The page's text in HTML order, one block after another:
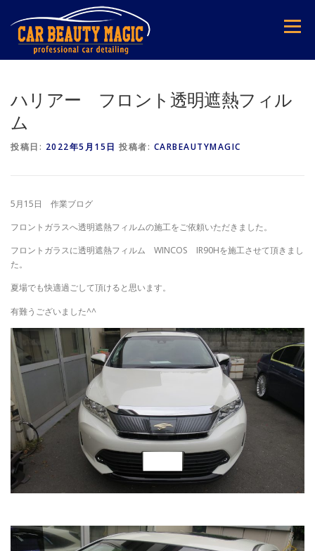
ツ
メニュー
ハリアー フロント透明遮熱フィル
ム
投稿日: 2022年5月15日 投稿者: CARBEAUTYMAGIC
5月15日 作業ブログ
フロントガラスへ透明遮熱フィルムの施工をご依頼いただきました。
フロントガラスに透明遮熱フィルム WINCOS IR90Hを施工させて頂きまし
た。
夏場でも快適過ごして頂けると思います。
有難うございました^^